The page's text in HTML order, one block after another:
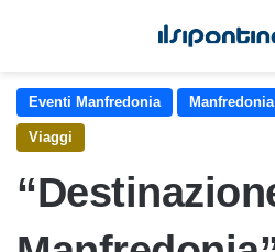
Eventi Manfredonia Manfredonia
Viaggi